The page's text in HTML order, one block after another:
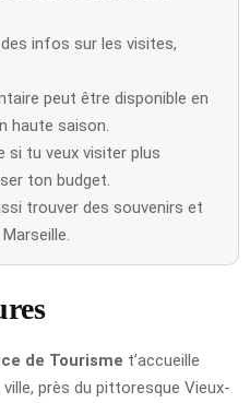
infos sur les visites,
peut être disponible en
haute saison.
si tu veux visiter plus
ton budget.
trouver des souvenirs et
de Tourisme t’accueille
près du pittoresque Vieux-